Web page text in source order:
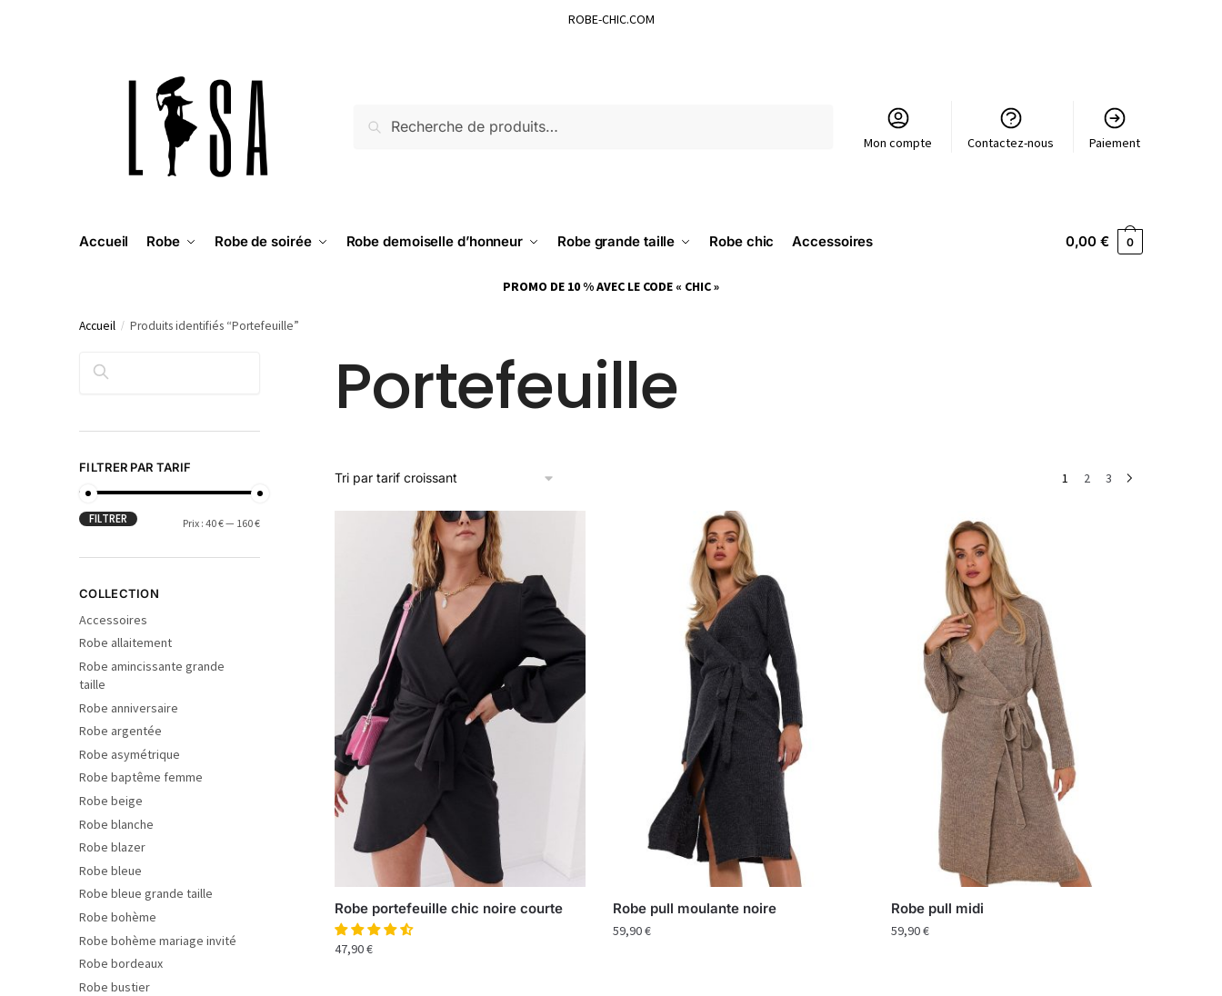
ROBE-CHIC.COM
RECHERCHE
Mon compte Contactez-nous Paiement
Accueil Robe Robe de soirée Robe demoiselle d’honneur Robe grande taille Robe chic Accessoires 0,00€ 0
PROMO DE 10 % AVEC LE CODE « CHIC »
Accueil / Produits identifiés “Portefeuille”
Portefeuille
1 2 3
Robe portefeuille chic noire courte
47,90€
Robe pull moulante noire
59,90€
Robe pull midi
59,90€
FILTRER PAR TARIF
FILTRER Prix : 40 €— 160 €
COLLECTION
Accessoires
Robe allaitement
Robe amincissante grande
taille
Robe anniversaire
Robe argentée
Robe asymétrique
Robe baptême femme
Robe beige
Robe blanche
Robe blazer
Robe bleue
Robe bleue grande taille
Robe bohème
Robe bohème mariage invité
Robe bordeaux
Robe bustier